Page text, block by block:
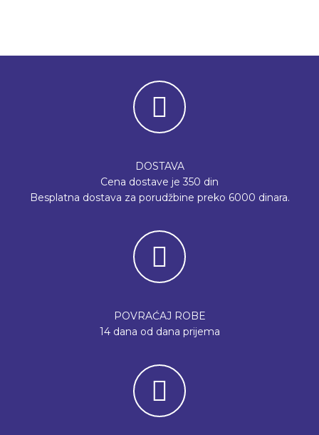
DOSTAVA
Cena dostave je 350 din
Besplatna dostava za porudžbine preko 6000 dinara.
POVRAĆAJ ROBE
14 dana od dana prijema